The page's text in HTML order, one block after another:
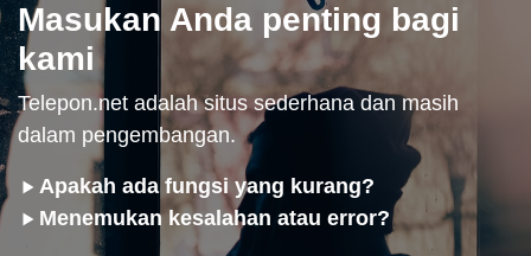
Masukan Anda penting bagi
kami
Telepon.net adalah situs sederhana dan masih
dalam pengembangan.
Apakah ada fungsi yang kurang?
Menemukan kesalahan atau error?